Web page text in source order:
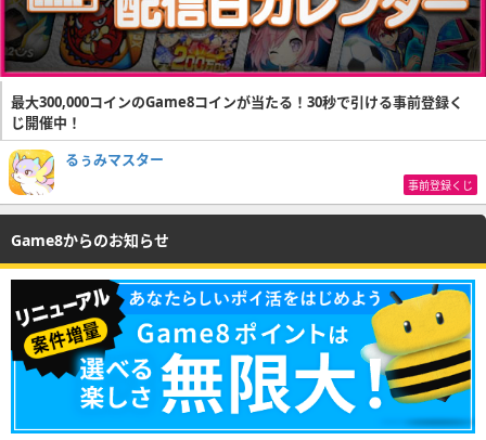
最大300,000コインのGame8コインが当たる！30秒で引ける事前登録く
じ開催中！
るぅみマスター
事前登録くじ
Game8からのお知らせ